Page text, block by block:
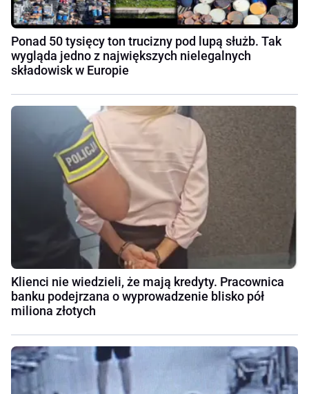
Ponad 50 tysięcy ton trucizny pod lupą służb. Tak
wygląda jedno z największych nielegalnych
składowisk w Europie
Klienci nie wiedzieli, że mają kredyty. Pracownica
banku podejrzana o wyprowadzenie blisko pół
miliona złotych